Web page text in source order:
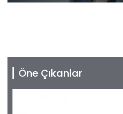
Öne Çıkanlar